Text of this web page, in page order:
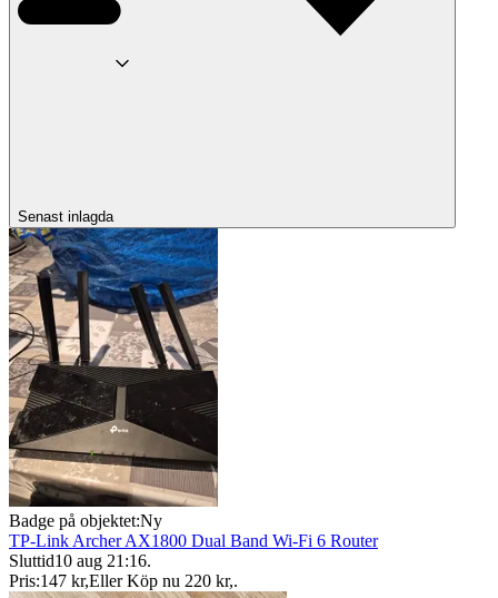
Senast inlagda
Badge på objektet:Ny
TP-Link Archer AX1800 Dual Band Wi-Fi 6 Router
Sluttid10 aug 21:16.
Pris:147 kr,Eller Köp nu 220 kr,.